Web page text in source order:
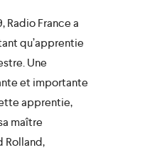
Radio France a
qu’apprentie
Une
et importante
apprentie,
maître
Rolland,